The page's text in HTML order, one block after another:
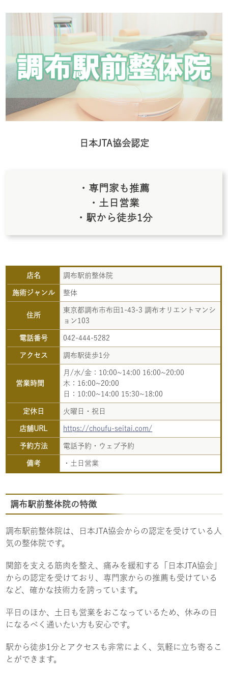
日本JTA協会認定
・専門家も推薦
・土日営業
・駅から徒歩1分
店名 調布駅前整体院
施術ジャンル 整体
住所
東京都調布市布田1-43-3 調布オリエントマンシ
ョン103
電話番号 042-444-5282
アクセス 調布駅徒歩1分
営業時間
月/水/金：10:00~14:00 16:00~20:00
木：16:00~20:00
日：10:00~14:00 15:30~18:00
定休日 火曜日・祝日
店舗URL https://choufu-seitai.com/
予約方法 電話予約・ウェブ予約
備考 ・土日営業
調布駅前整体院の特徴
調布駅前整体院は、日本JTA協会からの認定を受けている人
気の整体院です。
関節を支える筋肉を整え、痛みを緩和する「日本JTA協会」
からの認定を受けており、専門家からの推薦も受けている
など、確かな技術力を誇っています。
平日のほか、土日も営業をおこなっているため、休みの日
になるべく通いたい方も安心です。
駅から徒歩1分とアクセスも非常によく、気軽に立ち寄るこ
とができます。